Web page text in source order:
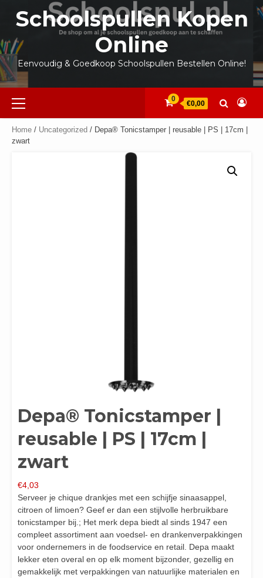
inhoud
Schoolspullen Kopen
Online
Eenvoudig & Goedkoop Schoolspullen Bestellen Online!
Primair
menu
0
€0,00
Home / Uncategorized / Depa® Tonicstamper | reusable | PS | 17cm |
zwart
Depa® Tonicstamper |
reusable | PS | 17cm |
zwart
€4,03
Serveer je chique drankjes met een schijfje sinaasappel,
citroen of limoen? Geef er dan een stijlvolle herbruikbare
tonicstamper bij.; Het merk depa biedt al sinds 1947 een
compleet assortiment aan voedsel- en drankenverpakkingen
voor ondernemers in de foodservice en retail. Depa maakt
lekker eten overal en op elk moment bijzonder, gezellig en
gemakkelijk met verpakkingen van natuurlijke materialen en